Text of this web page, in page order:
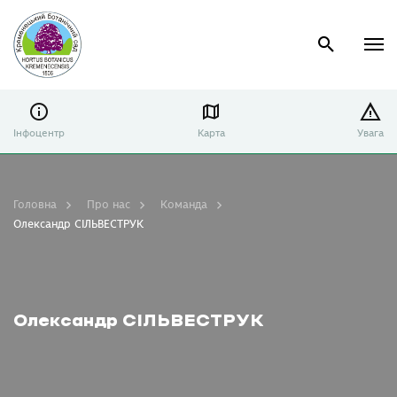
Інфоцентр Карта Увага
Олександр СІЛЬВЕСТРУК
Головна Про нас
Команда
Олександр СІЛЬВЕСТРУК